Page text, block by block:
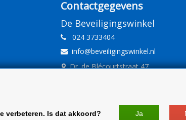
Contactgegevens
De Beveiligingswinkel
024 3733404
info@beveiligingswinkel.nl
Dr. de Blécourtstraat 47
verbeteren. Is dat akkoord? Ja